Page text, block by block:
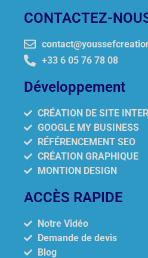
CONTACTEZ-
+33 6 05 76 78 08
Développement
CRÉATION DE SITE
GOOGLE MY BUSINESS
RÉFÉRENCEMENT SEO
CRÉATION GRAPHIQUE
MONTION DESIGN
ACCÈS RAPIDE
Notre Vidéo
Demande de devis
Blog